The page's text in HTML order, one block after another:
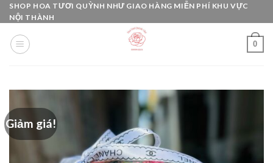
Skip
to
content
SHOP HOA TƯƠI QUỲNH NHƯ GIAO HÀNG MIỄN PHÍ KHU VỰC
NỘI THÀNH
0
Giảm giá!